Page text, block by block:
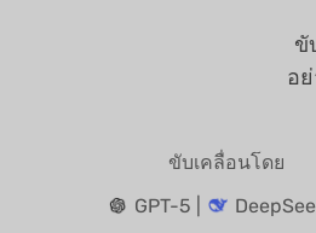
ขั
อ
ขับเคลื่อนโดย
GPT-5 |